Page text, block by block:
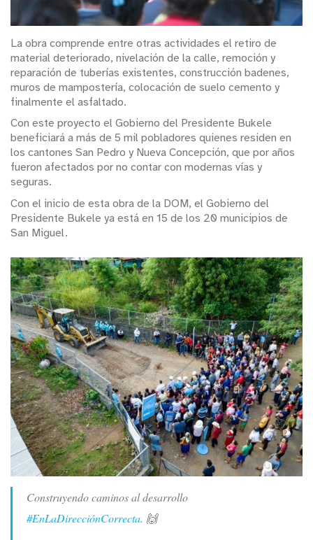
La obra comprende entre otras actividades el retiro de
material deteriorado, nivelación de la calle, remoción y
reparación de tuberías existentes, construcción badenes,
muros de mampostería, colocación de suelo cemento y
finalmente el asfaltado.
Con este proyecto el Gobierno del Presidente Bukele
beneficiará a más de 5 mil pobladores quienes residen en
los cantones San Pedro y Nueva Concepción, que por años
fueron afectados por no contar con modernas vías y
seguras.
Con el inicio de esta obra de la DOM, el Gobierno del
Presidente Bukele ya está en 15 de los 20 municipios de
San Miguel.
Construyendo caminos al desarrollo
#EnLaDirecciónCorrecta. 🙌